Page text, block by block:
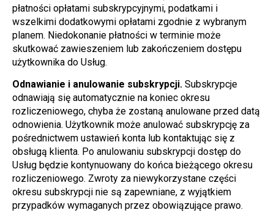
płatności opłatami subskrypcyjnymi, podatkami i
wszelkimi dodatkowymi opłatami zgodnie z wybranym
planem. Niedokonanie płatności w terminie może
skutkować zawieszeniem lub zakończeniem dostępu
użytkownika do Usług.
Odnawianie i anulowanie subskrypcji. Subskrypcje
odnawiają się automatycznie na koniec okresu
rozliczeniowego, chyba że zostaną anulowane przed datą
odnowienia. Użytkownik może anulować subskrypcję za
pośrednictwem ustawień konta lub kontaktując się z
obsługą klienta. Po anulowaniu subskrypcji dostęp do
Usług będzie kontynuowany do końca bieżącego okresu
rozliczeniowego. Zwroty za niewykorzystane części
okresu subskrypcji nie są zapewniane, z wyjątkiem
przypadków wymaganych przez obowiązujące prawo.